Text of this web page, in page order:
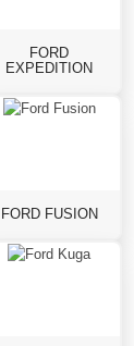
FORD
EXPEDITION
FORD FUSION